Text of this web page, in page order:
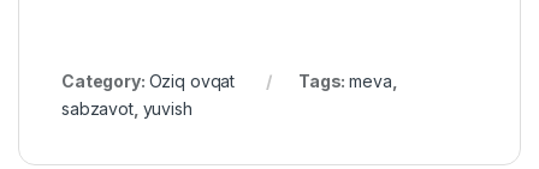
Category: Oziq ovqat Tags:meva
sabzavot, yuvish